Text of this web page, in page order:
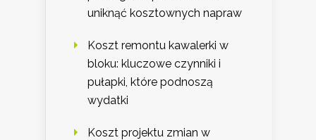
uniknąć kosztownych napraw
Koszt remontu kawalerki w
bloku: kluczowe czynniki i
pułapki, które podnoszą
wydatki
Koszt projektu zmian w